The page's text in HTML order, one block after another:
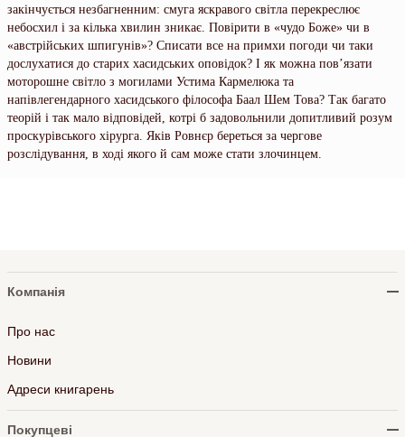
закінчується незбагненним: смуга яскравого світла перекреслює
небосхил і за кілька хвилин зникає. Повірити в «чудо Боже» чи в
«австрійських шпигунів»? Списати все на примхи погоди чи таки
дослухатися до старих хасидських оповідок? І як можна пов’язати
моторошне світло з могилами Устима Кармелюка та
напівлегендарного хасидського філософа Баал Шем Това? Так багато
теорій і так мало відповідей, котрі б задовольнили допитливий розум
проскурівського хірурга. Яків Ровнєр береться за чергове
розслідування, в ході якого й сам може стати злочинцем.
Компанія
Про нас
Новини
Адреси книгарень
Покупцеві